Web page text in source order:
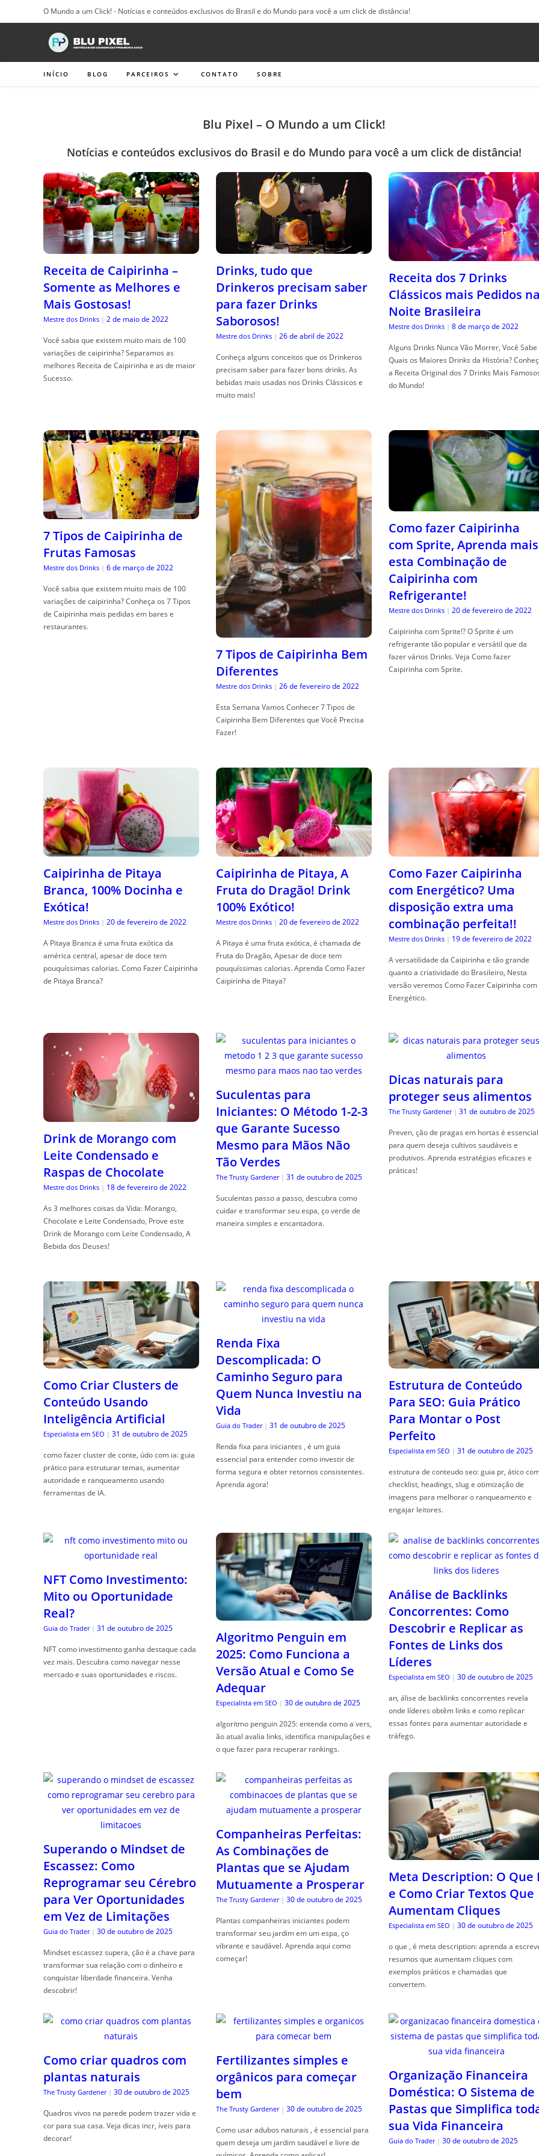
para
O Mundo a um Click! - Notícias e conteúdos exclusivos do Brasil e do Mundo para você a um click de distância!
INÍCIO BLOG PARCEIROS CONTATO SOBRE
Blu Pixel – O Mundo a um Click!
Notícias e conteúdos exclusivos do Brasil e do Mundo para você a um click de distância!
Receita de Caipirinha –
Somente as Melhores e
Mais Gostosas!
Mestre dos Drinks | 2 de maio de 2022
Você sabia que existem muito mais de 100
variações de caipirinha? Separamos as
melhores Receita de Caipirinha e as de maior
Sucesso.
Drinks, tudo que
Drinkeros precisam saber
para fazer Drinks
Saborosos!
Mestre dos Drinks | 26 de abril de 2022
Conheça alguns conceitos que os Drinkeros
precisam saber para fazer bons drinks. As
bebidas mais usadas nos Drinks Clássicos e
muito mais!
Receita dos 7 Drinks
Clássicos mais Pedidos
Noite Brasileira
Mestre dos Drinks | 8 de março de 2022
Alguns Drinks Nunca Vão Morrer, Você Sabe
Quais os Maiores Drinks da História?
a Receita Original dos 7 Drinks Mais
do Mundo!
7 Tipos de Caipirinha de
Frutas Famosas
Mestre dos Drinks | 6 de março de 2022
Você sabia que existem muito mais de 100
variações de caipirinha? Conheça os 7 Tipos
de Caipirinha mais pedidas em bares e
restaurantes.
7 Tipos de Caipirinha Bem
Diferentes
Mestre dos Drinks | 26 de fevereiro de 2022
Esta Semana Vamos Conhecer 7 Tipos de
Caipirinha Bem Diferentes que Você Precisa
Fazer!
Como fazer Caipirinha
com Sprite, Aprenda mais
esta Combinação de
Caipirinha com
Refrigerante!
Mestre dos Drinks | 20 de fevereiro de 2022
Caipirinha com Sprite!? O Sprite é um
refrigerante tão popular e versátil que da
fazer vários Drinks. Veja Como fazer
Caipirinha com Sprite.
Caipirinha de Pitaya
Branca, 100% Docinha e
Exótica!
Mestre dos Drinks | 20 de fevereiro de 2022
A Pitaya Branca é uma fruta exótica da
américa central, apesar de doce tem
pouquíssimas calorias. Como Fazer Caipirinha
de Pitaya Branca?
Caipirinha de Pitaya, A
Fruta do Dragão! Drink
100% Exótico!
Mestre dos Drinks | 20 de fevereiro de 2022
A Pitaya é uma fruta exótica, é chamada de
Fruta do Dragão, Apesar de doce tem
pouquíssimas calorias. Aprenda Como Fazer
Caipirinha de Pitaya?
Como Fazer Caipirinha
com Energético? Uma
disposição extra uma
combinação perfeita!!
Mestre dos Drinks | 19 de fevereiro de 2022
A versatilidade da Caipirinha e tão grande
quanto a criatividade do Brasileiro, Nesta
versão veremos Como Fazer Caipirinha com
Energético.
Drink de Morango com
Leite Condensado e
Raspas de Chocolate
Mestre dos Drinks | 18 de fevereiro de 2022
As 3 melhores coisas da Vida: Morango,
Chocolate e Leite Condensado, Prove este
Drink de Morango com Leite Condensado, A
Bebida dos Deuses!
Suculentas para
Iniciantes: O Método 1-2-3
que Garante Sucesso
Mesmo para Mãos Não
Tão Verdes
The Trusty Gardener | 31 de outubro de 2025
Suculentas passo a passo, descubra como
cuidar e transformar seu espa, ço verde de
maneira simples e encantadora.
Dicas naturais para
proteger seus alimentos
The Trusty Gardener | 31 de outubro de 2025
Preven, ção de pragas em hortas é essencial
para quem deseja cultivos saudáveis e
produtivos. Aprenda estratégias eficazes e
práticas!
Como Criar Clusters de
Conteúdo Usando
Inteligência Artificial
Especialista em SEO | 31 de outubro de 2025
como fazer cluster de conte, údo com ia: guia
prático para estruturar temas, aumentar
autoridade e ranqueamento usando
ferramentas de IA.
Renda Fixa
Descomplicada: O
Caminho Seguro para
Quem Nunca Investiu na
Vida
Guia do Trader | 31 de outubro de 2025
Renda fixa para iniciantes , é um guia
essencial para entender como investir de
forma segura e obter retornos consistentes.
Aprenda agora!
Estrutura de Conteúdo
Para SEO: Guia Prático
Para Montar o Post
Perfeito
Especialista em SEO | 31 de outubro de 2025
estrutura de conteudo seo: guia pr, ático
checklist, headings, slug e otimização de
imagens para melhorar o ranqueamento e
engajar leitores.
NFT Como Investimento:
Mito ou Oportunidade
Real?
Guia do Trader | 31 de outubro de 2025
NFT como investimento ganha destaque cada
vez mais. Descubra como navegar nesse
mercado e suas oportunidades e riscos.
Algoritmo Penguin em
2025: Como Funciona a
Versão Atual e Como Se
Adequar
Especialista em SEO | 30 de outubro de 2025
algoritmo penguin 2025: entenda como a vers,
ão atual avalia links, identifica manipulações e
o que fazer para recuperar rankings.
Análise de Backlinks
Concorrentes: Como
Descobrir e Replicar as
Fontes de Links dos
Líderes
Especialista em SEO | 30 de outubro de 2025
an, álise de backlinks concorrentes revela
onde líderes obtêm links e como replicar
essas fontes para aumentar autoridade e
tráfego.
Superando o Mindset de
Escassez: Como
Reprogramar seu Cérebro
para Ver Oportunidades
em Vez de Limitações
Guia do Trader | 30 de outubro de 2025
Mindset escassez supera, ção é a chave para
transformar sua relação com o dinheiro e
conquistar liberdade financeira. Venha
descobrir!
Companheiras Perfeitas:
As Combinações de
Plantas que se Ajudam
Mutuamente a Prosperar
The Trusty Gardener | 30 de outubro de 2025
Plantas companheiras iniciantes podem
transformar seu jardim em um espa, ço
vibrante e saudável. Aprenda aqui como
começar!
Meta Description: O Que
e Como Criar Textos Que
Aumentam Cliques
Especialista em SEO | 30 de outubro de 2025
o que , é meta description: aprenda a
resumos que aumentam cliques com
exemplos práticos e chamadas que
convertem.
Como criar quadros com
plantas naturais
The Trusty Gardener | 30 de outubro de 2025
Quadros vivos na parede podem trazer vida e
cor para sua casa. Veja dicas incr, íveis para
decorar!
Fertilizantes simples e
orgânicos para começar
bem
The Trusty Gardener | 30 de outubro de 2025
Como usar adubos naturais , é essencial para
quem deseja um jardim saudável e livre de
Organização Financeira
Doméstica: O Sistema de
Pastas que Simplifica
sua Vida Financeira
Guia do Trader | 30 de outubro de 2025